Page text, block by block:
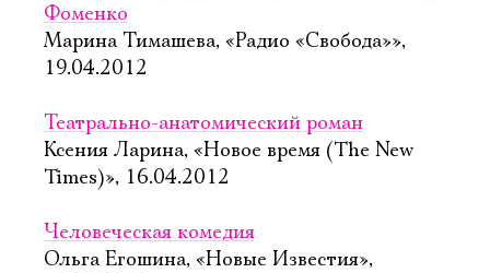
Фоменко
Марина Тимашева, «Радио «Свобода»»,
19.04.2012
Театрально-анатомический роман
Ксения Ларина, «Новое время (The New
Times)», 16.04.2012
Человеческая комедия
Ольга Егошина, «Новые Известия»,